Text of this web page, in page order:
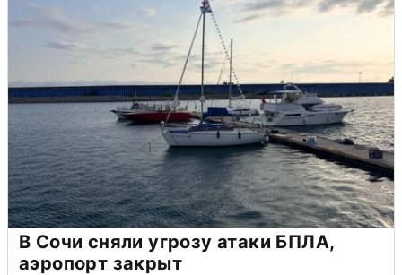
В Сочи сняли угрозу атаки БПЛА,
аэропорт закрыт